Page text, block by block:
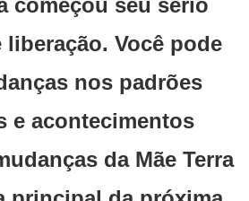
Você pode
nos padrões
e acontecimentos
da Mãe Terra